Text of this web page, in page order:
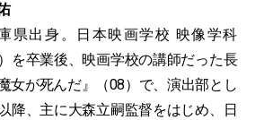
県出身。日本映画学校 映像学科
を卒業後、映画学校の講師だった長
女が死んだ』（08）で、演出部とし
降、主に大森立嗣監督をはじめ、日